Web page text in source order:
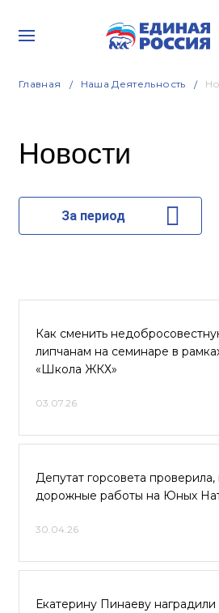
Главная Наша Деятельность
Новости
За период
Как сменить
липчанам на семинаре в
«Школа ЖКХ»
03.07.26
Депутат горсовета проверила,
дорожные работы на Юных
30.04.26
Екатерину Пинаеву